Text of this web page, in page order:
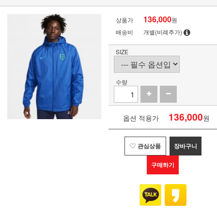
상품가 136,000원
배송비
개별(비례추가)
SIZE
수량
옵션 적용가 136,000원
관심상품 장바구니
구매하기